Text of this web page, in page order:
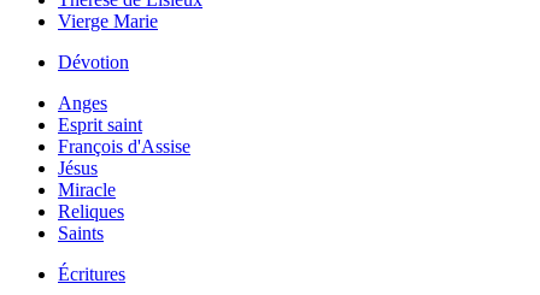
Vierge Marie
Dévotion
Anges
Esprit saint
François d'Assise
Jésus
Miracle
Reliques
Saints
Écritures